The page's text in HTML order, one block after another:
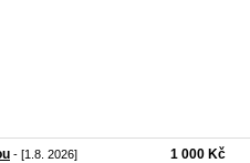
- [1.8. 2026] 1 000 Kč